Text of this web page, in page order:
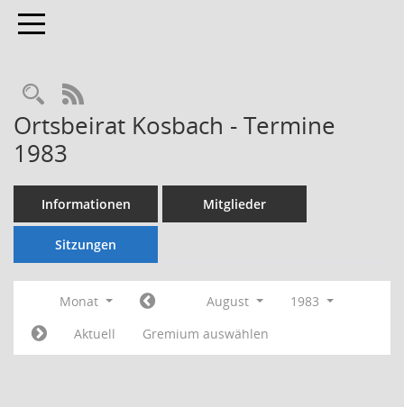
Toggle navigation
Rechercheauswahl
RSS-Feed
Ortsbeirat Kosbach - Termine
1983
Informationen Mitglieder
Sitzungen
Monat August
1983
Aktuell
Gremium auswählen